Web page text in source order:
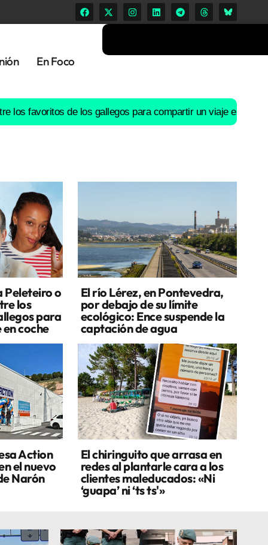
En Foco
de los gallegos para compartir un viaje en cocheEl río
Peleteiro o
los
para
coche
El río Lérez, en Pontevedra,
por debajo de su límite
ecológico: Ence suspende la
captación de agua
Action
el nuevo
Narón
El chiringuito que arrasa en
redes al plantarle cara a los
clientes maleducados: «Ni
‘guapa’ ni ‘ts ts'»